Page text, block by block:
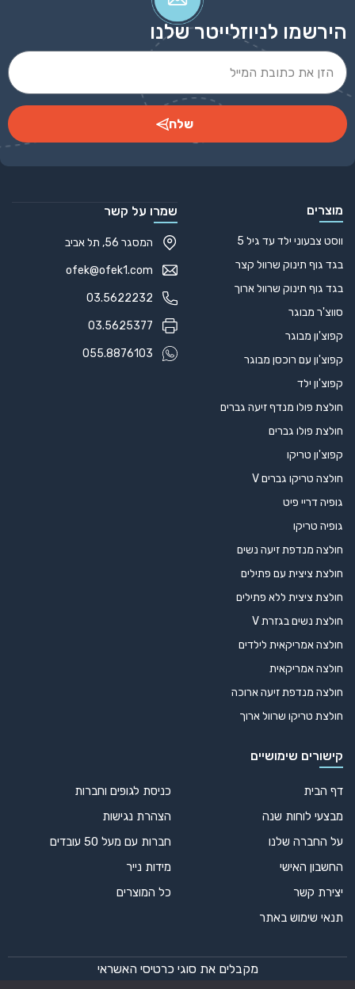
הירשמו לניוזלייטר שלנו
שלח
מוצרים
ווסט צבעוני ילד עד גיל 5
בגד גוף תינוק שרוול קצר
בגד גוף תינוק שרוול ארוך
סווצ'ר מבוגר
קפוצ'ון מבוגר
קפוצ'ון עם רוכסן מבוגר
קפוצ'ון ילד
חולצת פולו מנדף זיעה גברים
חולצת פולו גברים
קפוצ'ון טריקו
חולצה טריקו גברים V
גופיה דריי פיט
גופיה טריקו
חולצה מנדפת זיעה נשים
חולצת ציצית עם פתילים
חולצת ציצית ללא פתילים
חולצת נשים בגזרת V
חולצה אמריקאית לילדים
חולצה אמריקאית
חולצה מנדפת זיעה ארוכה
חולצת טריקו שרוול ארוך
קישורים שימושיים
דף הבית
מבצעי לוחות שנה
על החברה שלנו
החשבון האישי
יצירת קשר
תנאי שימוש באתר
כניסת לגופים וחברות
הצהרת נגישות
חברות עם מעל 50 עובדים
מידות נייר
כל המוצרים
שמרו על קשר
המסגר 56, תל אביב
ofek@ofek1.com
03.5622232
03.5625377
055.8876103
מקבלים את סוגי כרטיסי האשראי